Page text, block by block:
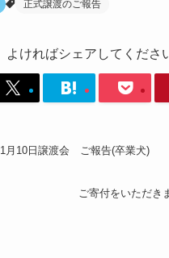
正式譲渡のご報告
よければシェアしてくださ
1月10日譲渡会 ご報告(卒業犬)
ご寄付をいただき